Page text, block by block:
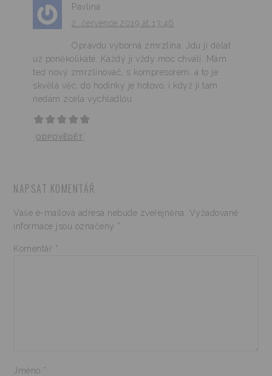
Pavlína
2. července 2019 at 13:46
Opravdu výborná zmrzlina. Jdu ji dělat
už poněkolikáté. Každý ji vždy moc chválí. Mám
teď nový zmrzlinovač, s kompresorem, a to je
skvělá věc, do hodinky je hotovo, i když ji tam
nedám zcela vychladlou.
ODPOVĚDĚT
NAPSAT KOMENTÁŘ
Vaše e-mailová adresa nebude zveřejněna.
Vyžadované
informace jsou označeny *
Komentář *
Jméno *